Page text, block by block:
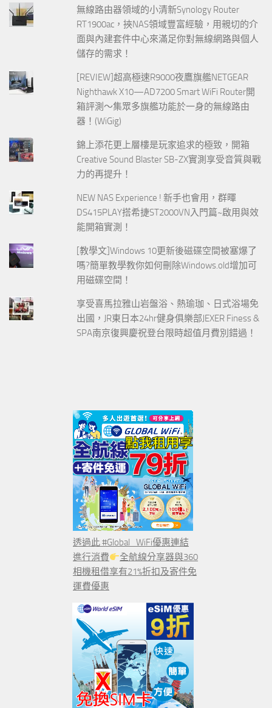
無線路由器領域的小清新Synology Router
RT1900ac，挾NAS領域豐富經驗，用親切的介
面與內建套件中心來滿足你對無線網路與個人
儲存的需求！
[REVIEW]超高極速R9000夜鷹旗艦NETGEAR
Nighthawk X10—AD7200 Smart WiFi Router開
箱評測～集眾多旗艦功能於一身的無線路由
器！(WiGig)
錦上添花更上層樓是玩家追求的極致，開箱
Creative Sound Blaster SB-ZX實測享受音質與戰
力的再提升！
NEW NAS Experience ! 新手也會用，群暉
DS415PLAY搭希捷ST2000VN入門篇~啟用與效
能開箱實測！
[教學文]Windows 10更新後磁碟空間被塞爆了
嗎?簡單教學教你如何刪除Windows.old增加可
用磁碟空間！
享受喜馬拉雅山岩盤浴、熱瑜珈、日式浴場免
出國，JR東日本24hr健身俱樂部JEXER Finess &
SPA南京復興慶祝登台限時超值月費別錯過！
透過此 #Global_WiFi優惠連結
進行消費
全航線分享器與360
相機租借享有21%折扣及寄件免
運費優惠